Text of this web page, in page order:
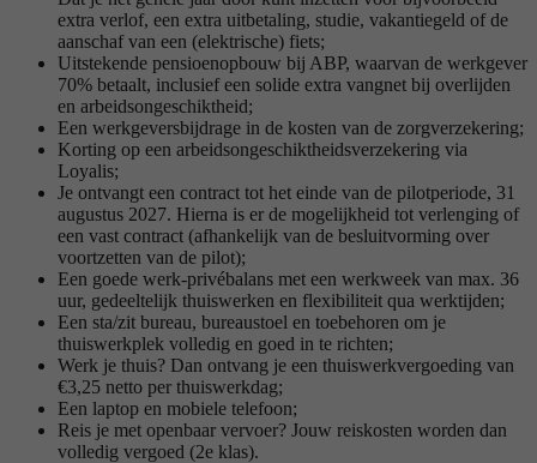
extra verlof, een extra uitbetaling, studie, vakantiegeld of de
aanschaf van een (elektrische) fiets;
Uitstekende pensioenopbouw bij ABP, waarvan de werkgever
70% betaalt, inclusief een solide extra vangnet bij overlijden
en arbeidsongeschiktheid;
Een werkgeversbijdrage in de kosten van de zorgverzekering;
Korting op een arbeidsongeschiktheidsverzekering via
Loyalis;
Je ontvangt een contract tot het einde van de pilotperiode, 31
augustus 2027. Hierna is er de mogelijkheid tot verlenging of
een vast contract (afhankelijk van de besluitvorming over
voortzetten van de pilot);
Een goede werk-privébalans met een werkweek van max. 36
uur, gedeeltelijk thuiswerken en flexibiliteit qua werktijden;
Een sta/zit bureau, bureaustoel en toebehoren om je
thuiswerkplek volledig en goed in te richten;
Werk je thuis? Dan ontvang je een thuiswerkvergoeding van
€3,25 netto per thuiswerkdag;
Een laptop en mobiele telefoon;
Reis je met openbaar vervoer? Jouw reiskosten worden dan
volledig vergoed (2e klas).